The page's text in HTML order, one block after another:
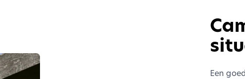
Een